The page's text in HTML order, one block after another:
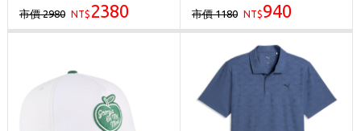
市價 2980 NT$ 2380 市價 1180 NT$940